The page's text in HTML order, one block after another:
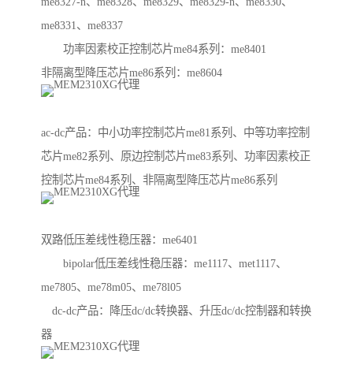
me8331、me8337
功率因素校正控制芯片me84系列：me8401
非隔离型降压芯片me86系列：me8604
ac-dc产品：中小功率控制芯片me81系列、中等功率控制
芯片me82系列、原边控制芯片me83系列、功率因素校正
控制芯片me84系列、非隔离型降压芯片me86系列
双路低压差线性稳压器：me6401
bipolar低压差线性稳压器：me1117、met1117、
me7805、me78m05、me78l05
dc-dc产品：降压dc/dc转换器、升压dc/dc控制器和转换
器